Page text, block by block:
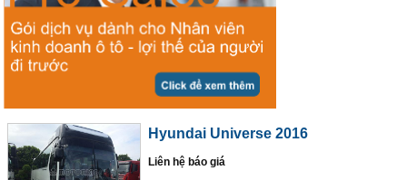
Hyundai Universe 2016
Liên hệ báo giá